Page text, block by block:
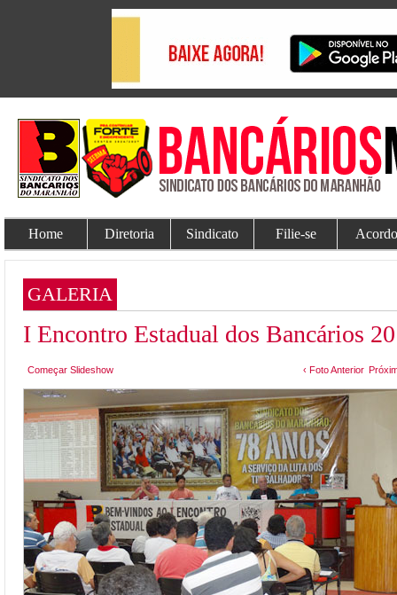
Home Diretoria Sindicato Filie-se
GALERIA
I Encontro Estadual dos Bancários
Começar Slideshow ‹ Foto Anterior